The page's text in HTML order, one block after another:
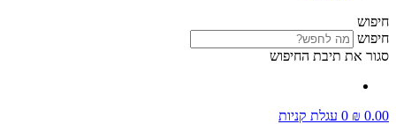
חיפוש
חיפוש
סגור את תיבת החיפוש
₪ 0.00
0 עגלת קניות